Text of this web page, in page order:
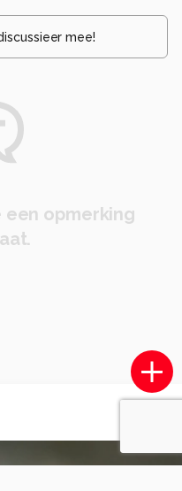
mee!
opmerking